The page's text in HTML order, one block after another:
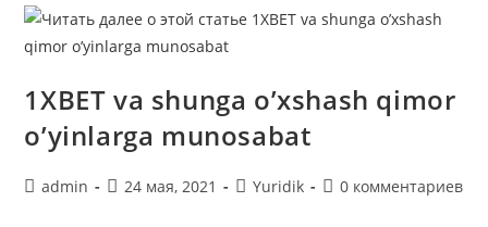
1XBET va shunga o’xshash qimor
o’yinlarga munosabat
Автор
admin
Запись
24 мая, 2021
Рубрика
Yuridik
Комментарии
0 комментариев